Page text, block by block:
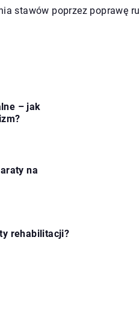
stawów poprzez poprawę
– jak
na
rehabilitacji?